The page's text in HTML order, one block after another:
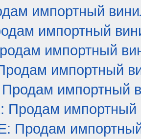
импортный
импортный
импортный
импортный
Продам импортный
Продам импортный
Продам